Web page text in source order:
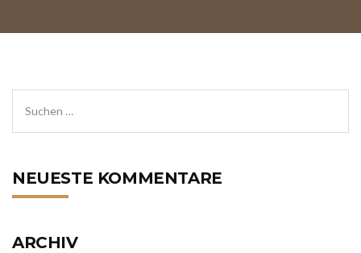
NEUESTE KOMMENTARE
ARCHIV